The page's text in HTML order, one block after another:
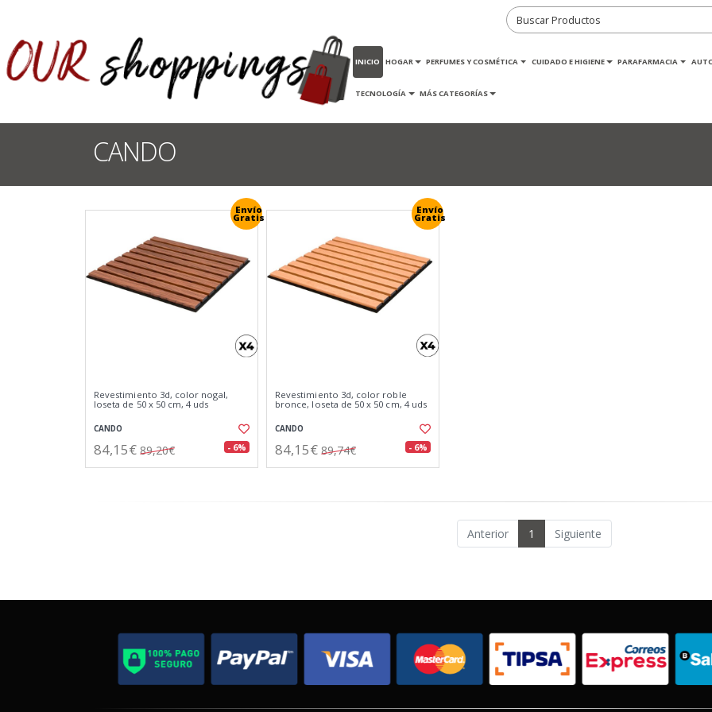
INICIO HOGAR PERFUMES Y COSMÉTICA CUIDADO E HIGIENE PARAFARMACIA
TECNOLOGÍA MÁS CATEGORÍAS
CANDO
Envío
Gratis
Revestimiento 3d, color nogal,
loseta de 50 x 50 cm, 4 uds
CANDO
84,15€ 89,20€ - 6%
Envío
Gratis
Revestimiento 3d, color roble
bronce, loseta de 50 x 50 cm, 4 uds
CANDO
84,15€ 89,74€ - 6%
Anterior 1 Siguiente